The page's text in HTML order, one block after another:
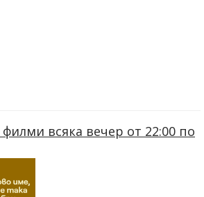
всяка вечер от 22:00 по